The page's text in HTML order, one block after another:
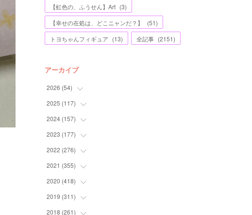
【虹色の、ふうせん】Art (3)
【幸せの在処は、どこニャンだ？】
(51)
トヨちゃんフィギュア (13) 全記事 (2151)
アーカイブ
2026 (54)
(2)
(5)
(7)
(11
(8)
(6)
(8)
( 7)
2025 (117)
(11
(12
(12
(13
(6)
(5)
(3)
2024 (157)
(13
(13
(10
(13
(11
(11
2023 (177)
(20
(10
(11
(13
(15
2022 (276)
(17
(16
(21
(21
2021 (355)
(19
(12
(16
2020 (418)
(44
(59
2019 (311)
(25
2018 (261)